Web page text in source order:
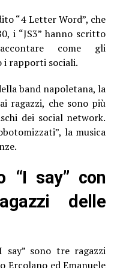
“4 Letter Word”, che
i “JS3” hanno scritto
come gli
i rapporti sociali.
band napoletana, la
ragazzi, che sono più
dei social network.
la musica
“I say” con
delle
sono tre ragazzi
Ercolano ed Emanuele